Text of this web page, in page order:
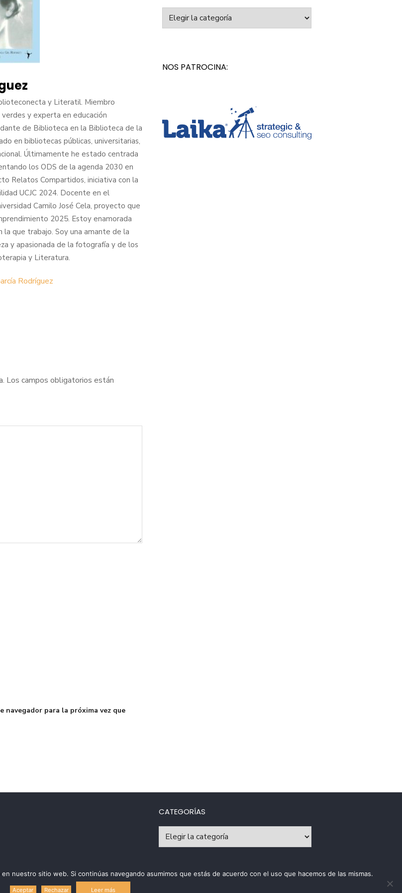
y Literatil. Miembro
y experta en educación
de Biblioteca en la Biblioteca de la
en bibliotecas públicas, universitarias,
Últimamente he estado centrada
los ODS de la agenda 2030 en
Relatos Compartidos, iniciativa con la
UCJC 2024. Docente en el
Camilo José Cela, proyecto que
2025. Estoy enamorada
que trabajo. Soy una amante de la
y apasionada de la fotografía y de los
y Literatura.
Rodríguez
Los campos obligatorios están
navegador para la próxima vez que
NOS PATROCINA:
CATEGORÍAS
nuestro sitio web. Si continúas navegando asumimos que estás de acuerdo con el uso que hacemos de las mismas.
Aceptar Rechazar Leer más